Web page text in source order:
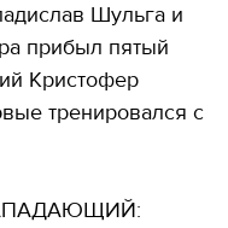
Шульга и
прибыл пятый
Кристофер
тренировался с